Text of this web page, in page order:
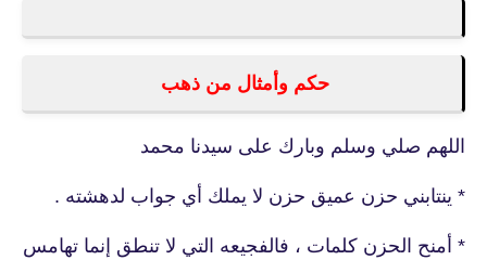
حكم وأمثال من ذهب
اللهم صلي وسلم وبارك على سيدنا محمد
* ينتابني حزن عميق حزن لا يملك أي جواب لدهشته .
* أمنح الحزن كلمات ، فالفجيعه التي لا تنطق إنما تهامس